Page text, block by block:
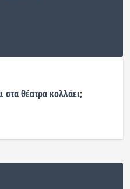
στα θέατρα κολλάει;